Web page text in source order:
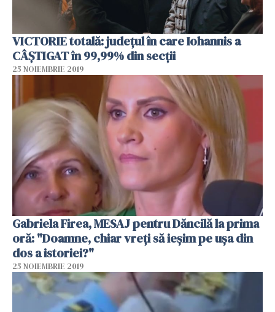
VICTORIE totală: județul în care Iohannis a
CÂȘTIGAT în 99,99% din secții
25 NOIEMBRIE 2019
Gabriela Firea, MESAJ pentru Dăncilă la prima
oră: "Doamne, chiar vreți să ieșim pe ușa din
dos a istoriei?"
25 NOIEMBRIE 2019